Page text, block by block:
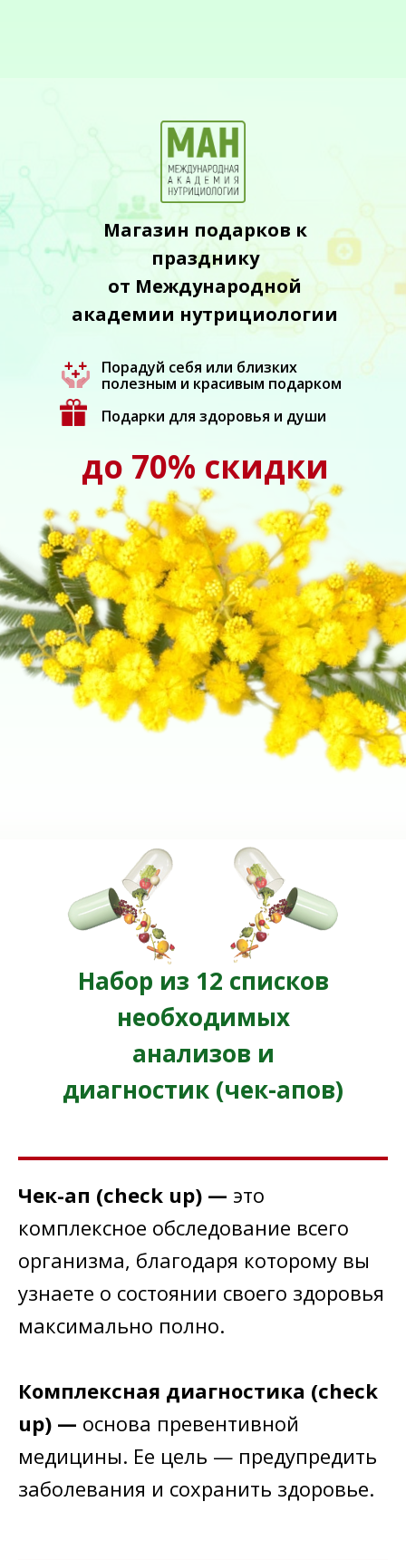
Порадуй себя или близких
полезным и красивым подарком
Подарки для здоровья и души
Магазин подарков к
празднику
от Международной
академии нутрициологии
до 70% скидки
Набор из 12 списков
необходимых
анализов и
диагностик (чек-апов)
Чек-ап (check up) — это
комплексное обследование всего
организма, благодаря которому вы
узнаете о состоянии своего здоровья
максимально полно.
Комплексная диагностика (check
up) — основа превентивной
медицины. Ее цель — предупредить
заболевания и сохранить здоровье.